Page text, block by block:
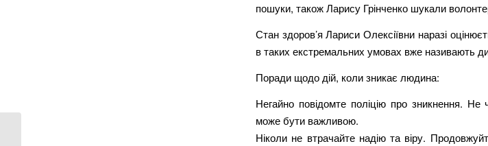
пошуки, також Ларису Грінченко шукали
Стан здоров’я Лариси Олексіївни наразі
в таких екстремальних умовах вже називають
Поради щодо дій, коли зникає людина:
Негайно повідомте поліцію про зникнення.
може бути важливою.
Ніколи не втрачайте надію та віру.